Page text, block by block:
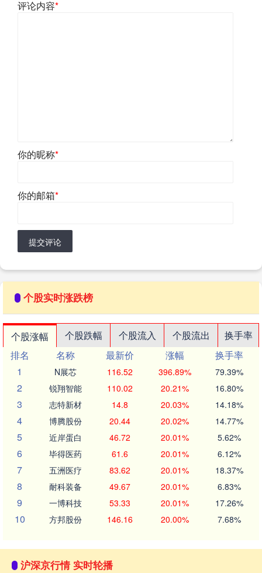
评论内容*
你的昵称*
你的邮箱*
提交评论
个股实时涨跌榜
个股涨幅 个股跌幅 个股流入 个股流出
换手率
排名
名称 最新价 涨幅
换手率
1
N展芯 116.52 396.89% 79.39%
2 锐翔智能 110.02 20.21% 16.80%
3 志特新材 14.8 20.03% 14.18%
4 博腾股份 20.44 20.02% 14.77%
5 近岸蛋白 46.72 20.01% 5.62%
6 毕得医药 61.6 20.01% 6.12%
7 五洲医疗 83.62 20.01% 18.37%
8 耐科装备 49.67 20.01% 6.83%
9 一博科技 53.33 20.01% 17.26%
10 方邦股份 146.16 20.00% 7.68%
沪深京行情 实时轮播